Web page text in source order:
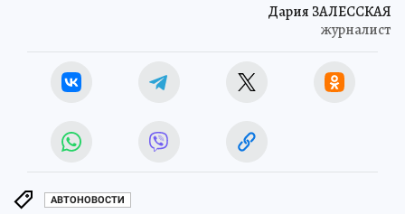
Дария ЗАЛЕССКАЯ
журналист
АВТОНОВОСТИ